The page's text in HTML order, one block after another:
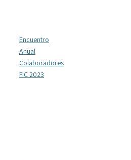
Encuentro
Anual
Colaboradores
FIC 2023